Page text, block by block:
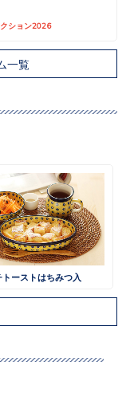
ション2026
一覧
トーストはちみつ入